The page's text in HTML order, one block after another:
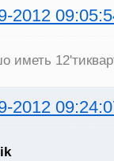
2012
иметь
2012